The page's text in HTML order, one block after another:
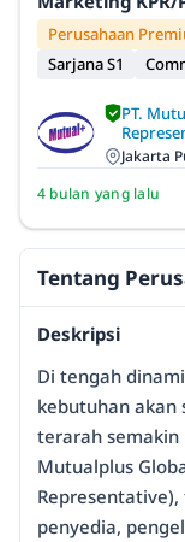
Perusahaan
Sarjana S1
PT.
Jakarta
4 bulan yang lalu
Tentang
Deskripsi
Di tengah
kebutuhan akan
terarah semakin
Mutualplus
penyedia,